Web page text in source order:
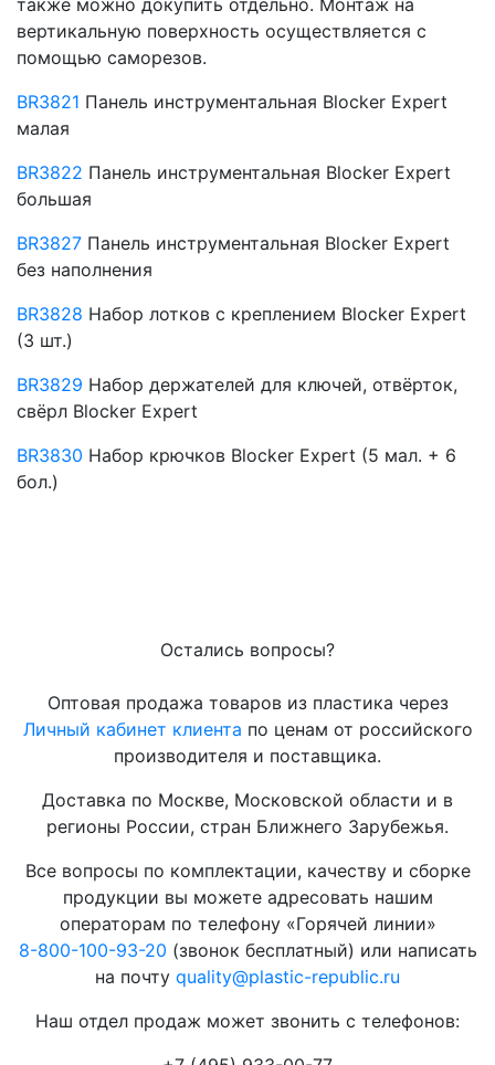
также можно докупить отдельно. Монтаж на
вертикальную поверхность осуществляется с
помощью саморезов.
BR3821 Панель инструментальная Blocker Expert
малая
BR3822 Панель инструментальная Blocker Expert
большая
BR3827 Панель инструментальная Blocker Expert
без наполнения
BR3828 Набор лотков c креплением Blocker Expert
(3 шт.)
BR3829 Набор держателей для ключей, отвёрток,
свёрл Blocker Expert
BR3830 Набор крючков Blocker Expert (5 мал. + 6
бол.)
Остались вопросы?
Оптовая продажа товаров из пластика через
Личный кабинет клиента по ценам от российского
производителя и поставщика.
Доставка по Москве, Московской области и в
регионы России, стран Ближнего Зарубежья.
Все вопросы по комплектации, качеству и сборке
продукции вы можете адресовать нашим
операторам по телефону «Горячей линии»
8-800-100-93-20 (звонок бесплатный) или написать
на почту quality@plastic-republic.ru
Наш отдел продаж может звонить с телефонов: